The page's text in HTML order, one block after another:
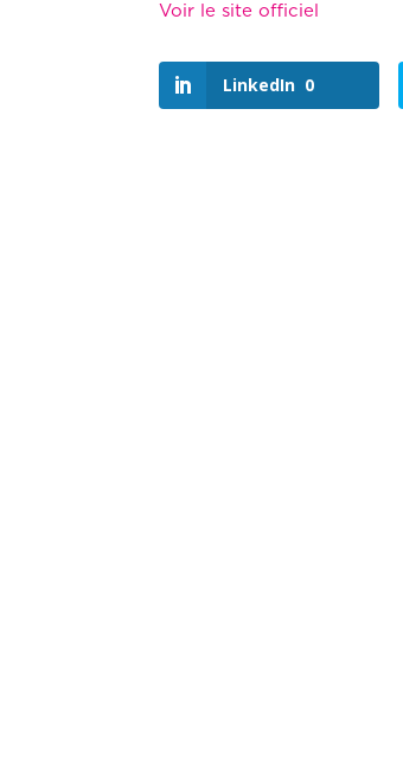
Voir le site officiel
LinkedIn 0